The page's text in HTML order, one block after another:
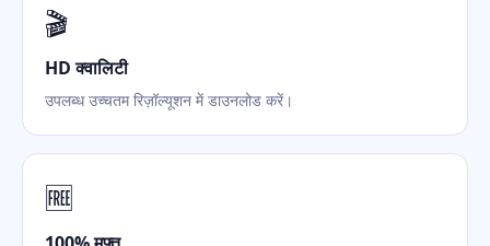
🎬
HD क्वालिटी
उपलब्ध उच्चतम रिज़ॉल्यूशन में डाउनलोड करें।
🆓